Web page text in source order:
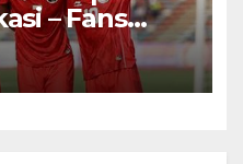
– Fans
Di Jakarta